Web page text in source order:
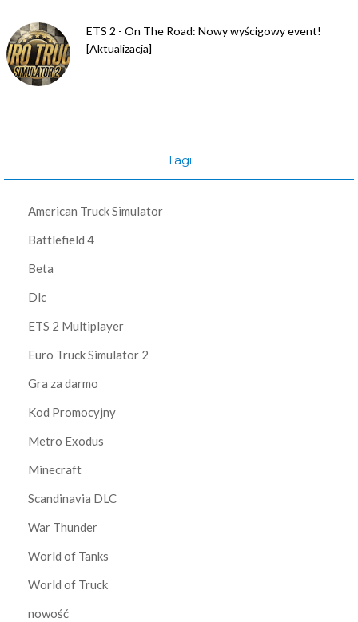
ETS 2 - On The Road: Nowy wyścigowy event!
[Aktualizacja]
Tagi
American Truck Simulator
Battlefield 4
Beta
Dlc
ETS 2 Multiplayer
Euro Truck Simulator 2
Gra za darmo
Kod Promocyjny
Metro Exodus
Minecraft
Scandinavia DLC
War Thunder
World of Tanks
World of Truck
nowość